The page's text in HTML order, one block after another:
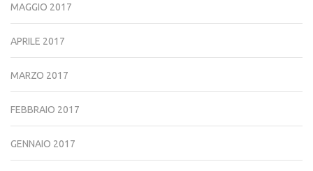
MAGGIO 2017
APRILE 2017
MARZO 2017
FEBBRAIO 2017
GENNAIO 2017